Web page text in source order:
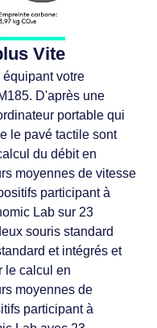
Vite
votre
D'après une
portable qui
le pavé tactile sont
du débit en
moyennes de vitesse
participant à
Lab sur 23
souris standard
et intégrés et
le calcul en
moyennes de
participant à